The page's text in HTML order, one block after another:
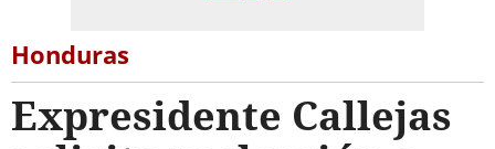
Honduras
Expresidente Callejas